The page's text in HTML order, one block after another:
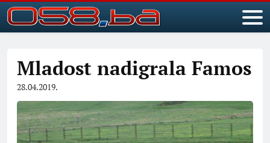
Mladost nadigrala Famos
28.04.2019.